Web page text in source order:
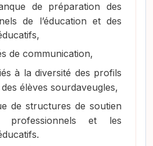
de préparation des
de l’éducation et des
de communication,
à la diversité des profils
élèves sourdaveugles,
de structures de soutien
et les